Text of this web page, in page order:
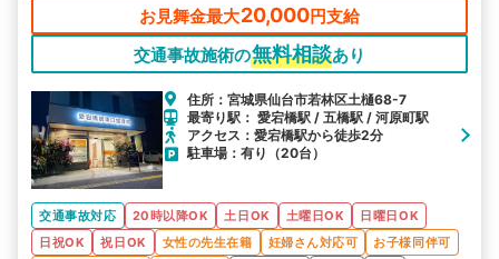
お見舞金最大20,000円支給
交通事故施術の無料相談あり
住所：宮城県仙台市若林区土樋68-7
最寄り駅： 愛宕橋駅 / 五橋駅 / 河原町駅
アクセス：愛宕橋駅から徒歩2分
駐車場：有り（20台）
交通事故対応 20時以降OK 土日OK 土曜日OK
日曜日OK
日祝OK
祝日OK 女性の先生在籍 妊婦さん対応可
お子様同伴可